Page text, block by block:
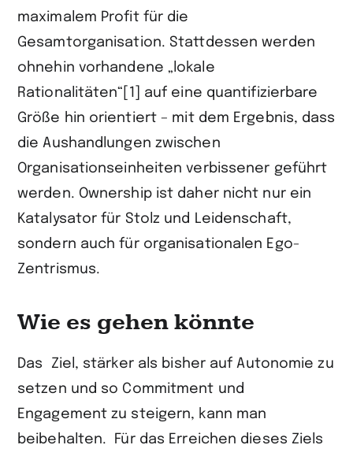
maximalem Profit für die
Gesamtorganisation. Stattdessen werden
ohnehin vorhandene „lokale
Rationalitäten“[1] auf eine quantifizierbare
Größe hin orientiert – mit dem Ergebnis, dass
die Aushandlungen zwischen
Organisationseinheiten verbissener geführt
werden. Ownership ist daher nicht nur ein
Katalysator für Stolz und Leidenschaft,
sondern auch für organisationalen Ego-
Zentrismus.
Wie es gehen könnte
Das Ziel, stärker als bisher auf Autonomie zu
setzen und so Commitment und
Engagement zu steigern, kann man
beibehalten. Für das Erreichen dieses Ziels